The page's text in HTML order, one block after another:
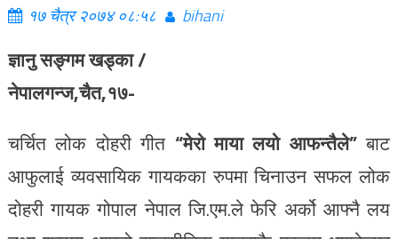
१७ चैत्र २०७४ ०८:५८ bihani
ज्ञानु सङ्गम खड्का /
नेपालगन्ज,चैत,१७-
चर्चित लोक दोहरी गीत “मेरो माया लयो आफन्तैले”बाट
आफुलाई व्यवसायिक गायकका रुपमा चिनाउन सफल लोक
दोहरी गायक गोपाल नेपाल जि.एम.ले फेरि अर्को आफ्नै लय